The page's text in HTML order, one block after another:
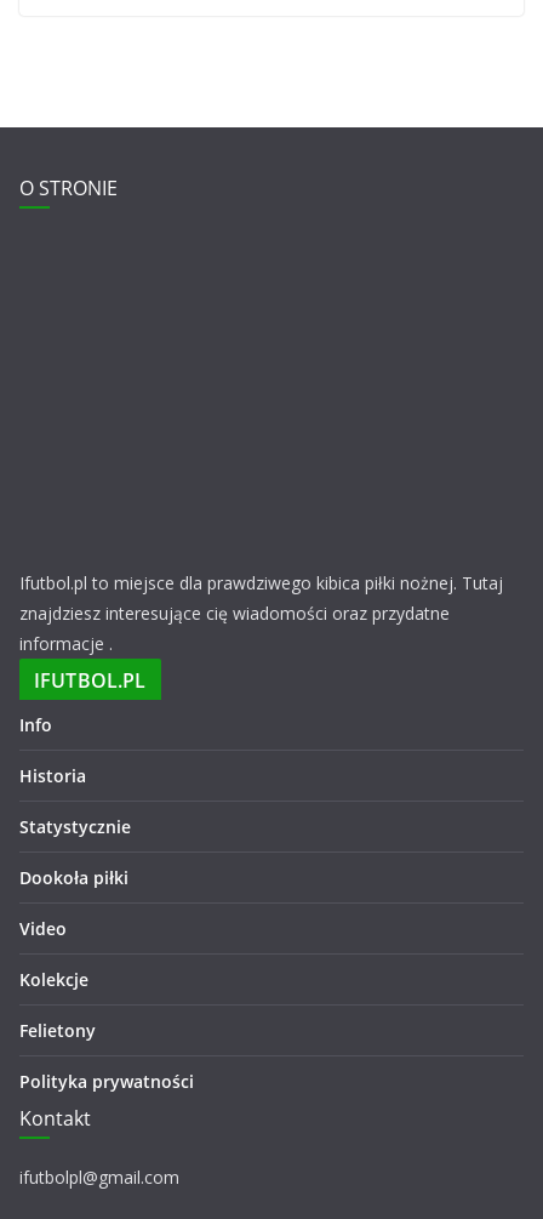
O STRONIE
Ifutbol.pl to miejsce dla prawdziwego kibica piłki nożnej. Tutaj
znajdziesz interesujące cię wiadomości oraz przydatne
informacje .
IFUTBOL.PL
Info
Historia
Statystycznie
Dookoła piłki
Video
Kolekcje
Felietony
Polityka prywatności
Kontakt
ifutbolpl@gmail.com